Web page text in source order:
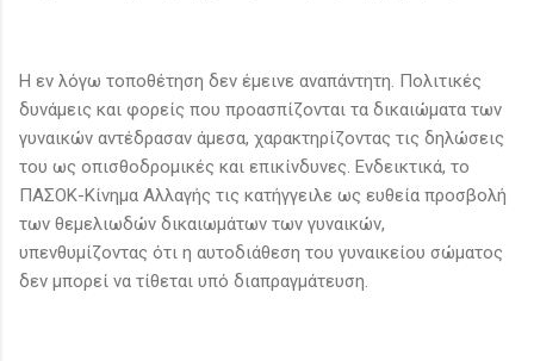
Η εν λόγω τοποθέτηση δεν έμεινε αναπάντητη. Πολιτικές
δυνάμεις και φορείς που προασπίζονται τα δικαιώματα των
γυναικών αντέδρασαν άμεσα, χαρακτηρίζοντας τις δηλώσεις
του ως οπισθοδρομικές και επικίνδυνες. Ενδεικτικά, το
ΠΑΣΟΚ-Κίνημα Αλλαγής τις κατήγγειλε ως ευθεία προσβολή
των θεμελιωδών δικαιωμάτων των γυναικών,
υπενθυμίζοντας ότι η αυτοδιάθεση του γυναικείου σώματος
δεν μπορεί να τίθεται υπό διαπραγμάτευση.